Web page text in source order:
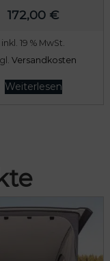
172,00 €
inkl. 19 % MwSt.
Versandkosten
Weiterlesen